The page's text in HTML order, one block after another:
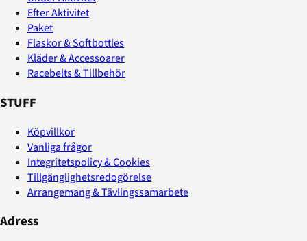
Efter Aktivitet
Paket
Flaskor & Softbottles
Kläder & Accessoarer
Racebelts & Tillbehör
STUFF
Köpvillkor
Vanliga frågor
Integritetspolicy & Cookies
Tillgänglighetsredogörelse
Arrangemang & Tävlingssamarbete
Adress